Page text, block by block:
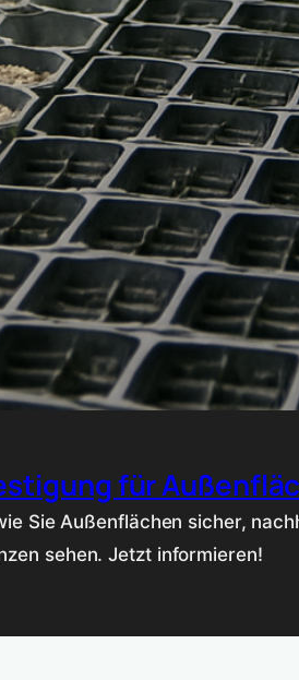
für
Sie Außenflächen sicher,
sehen. Jetzt informieren!